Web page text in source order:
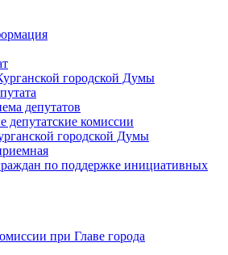
городской Думы
депутатов
депутатские комиссии
городской Думы
по поддержке инициативных
при Главе города